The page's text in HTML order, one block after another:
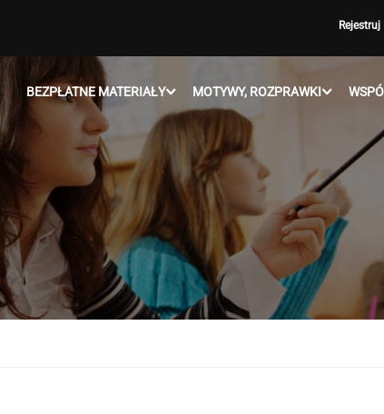
Rejestruj
BEZPŁATNE MATERIAŁY MOTYWY, ROZPRAWKI